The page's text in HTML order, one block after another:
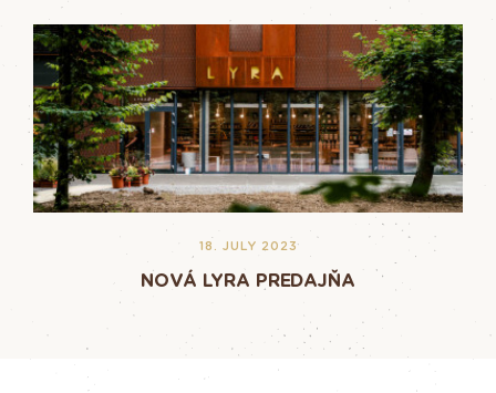
18. JULY 2023
NOVÁ LYRA PREDAJŇA